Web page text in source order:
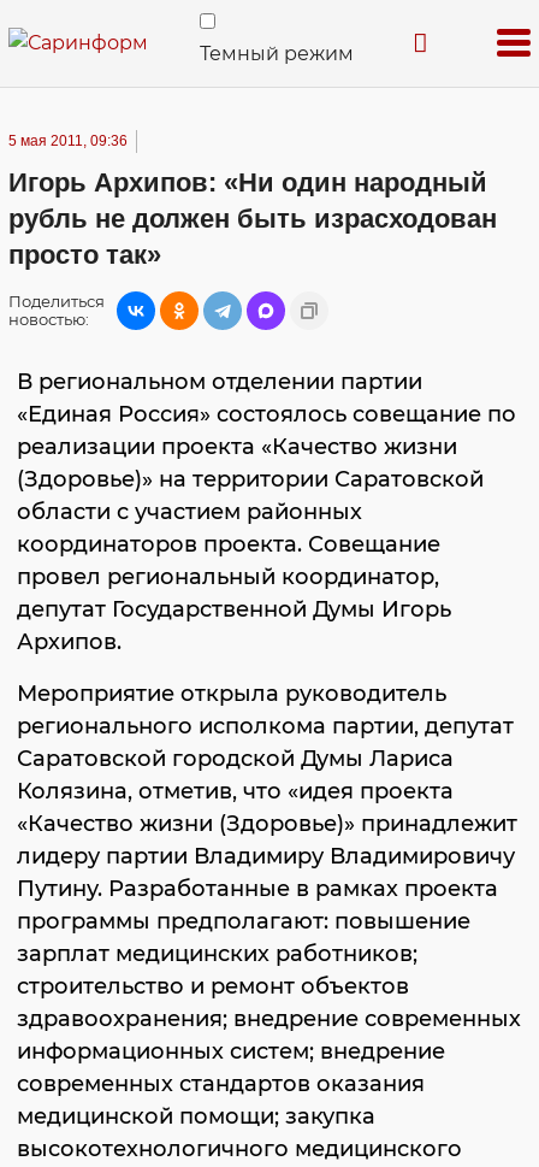
Темный режим
5 мая 2011, 09:36
Игорь Архипов: «Ни один народный
рубль не должен быть израсходован
просто так»
Поделиться
новостью:
В региональном отделении партии
«Единая Россия» состоялось совещание по
реализации проекта «Качество жизни
(Здоровье)» на территории Саратовской
области с участием районных
координаторов проекта. Совещание
провел региональный координатор,
депутат Государственной Думы Игорь
Архипов.
Мероприятие открыла руководитель
регионального исполкома партии, депутат
Саратовской городской Думы Лариса
Колязина, отметив, что «идея проекта
«Качество жизни (Здоровье)» принадлежит
лидеру партии Владимиру Владимировичу
Путину. Разработанные в рамках проекта
программы предполагают: повышение
зарплат медицинских работников;
строительство и ремонт объектов
здравоохранения; внедрение современных
информационных систем; внедрение
современных стандартов оказания
медицинской помощи; закупка
высокотехнологичного медицинского